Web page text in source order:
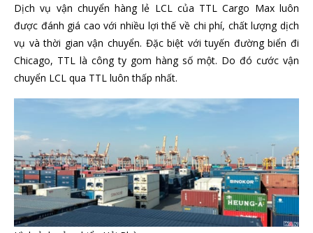
Dịch vụ vận chuyển hàng lẻ LCL của TTL Cargo Max luôn
được đánh giá cao với nhiều lợi thế về chi phí, chất lượng dịch
vụ và thời gian vận chuyển. Đặc biệt với tuyến đường biển đi
Chicago, TTL là công ty gom hàng số một. Do đó cước vận
chuyển LCL qua TTL luôn thấp nhất.